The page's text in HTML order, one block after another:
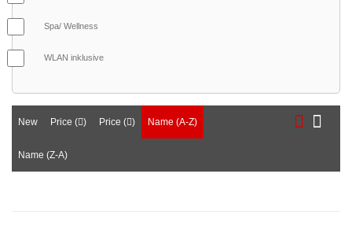
Spa/ Wellness
WLAN inklusive
New Price ( ) Price ( ) Name (A-Z)
Name (Z-A)